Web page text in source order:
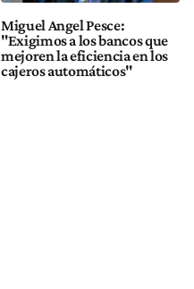
Miguel Angel Pesce:
"Exigimos a los bancos que
mejoren la eficiencia en los
cajeros automáticos"